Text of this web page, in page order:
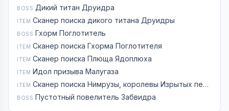
BOSS Дикий титан Друидра
ITEM Сканер поиска дикого титана Друидры
BOSS Гхорм Поглотитель
ITEM Сканер поиска Гхорма Поглотителя
ITEM Сканер поиска Плюща Ядоплюха
ITEM Идол призыва Малугаза
ITEM Сканер поиска Нимрузы, королевы Изрытых песков
BOSS Пустотный повелитель Забвидра